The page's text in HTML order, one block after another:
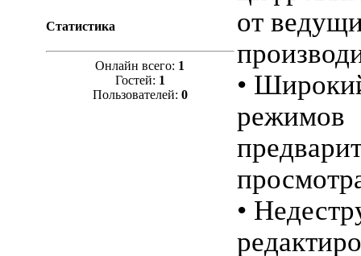
Статистика
Онлайн всего: 1
Гостей: 1
Пользователей: 0
от
•
режимов
•